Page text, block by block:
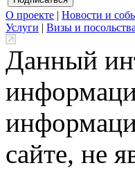
О проекте | Новости и
Услуги | Визы и посольства
Данный
сайте, не